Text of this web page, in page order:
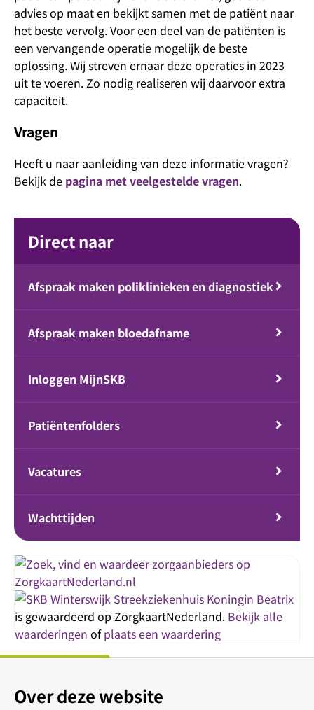
advies op maat en bekijkt samen met de patiënt naar
het beste vervolg. Voor een deel van de patiënten is
een vervangende operatie mogelijk de beste
oplossing. Wij streven ernaar deze operaties in 2023
uit te voeren. Zo nodig realiseren wij daarvoor extra
capaciteit.
Vragen
Heeft u naar aanleiding van deze informatie vragen?
Bekijk de pagina met veelgestelde vragen.
Direct naar
Afspraak maken poliklinieken en diagnostiek
Afspraak maken bloedafname
Inloggen MijnSKB
Patiëntenfolders
Vacatures
Wachttijden
Streekziekenhuis Koningin Beatrix
is gewaardeerd op ZorgkaartNederland. Bekijk alle
waarderingen ofplaats een waardering
Over deze website